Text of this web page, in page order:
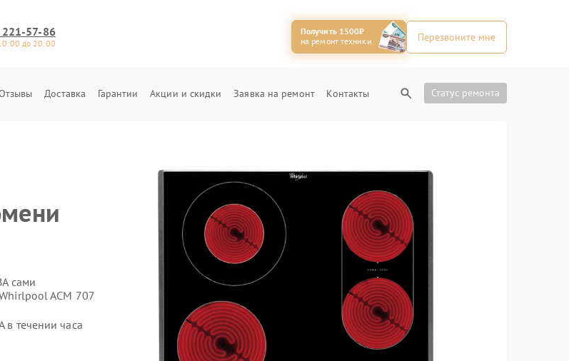
221-57-86
до 20:00
Получить 1500₽
на ремонт техники
Перезвоните мне
Доставка Гарантии Акции и скидки Заявка на ремонт Контакты Статус ремонта
сами
ACM 707
течении часа